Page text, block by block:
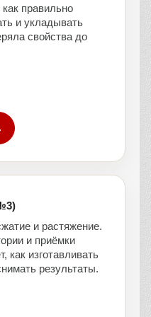
правильно
и укладывать
свойства до
и растяжение.
и приёмки
как изготавливать
результаты.